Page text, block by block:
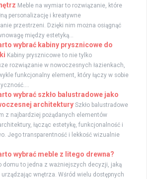
Meble na wymiar to rozwiązanie, które
personalizację i kreatywne
przestrzeni. Dzięki nim można osiągnąć
między estetyką...
wybrać kabiny prysznicowe do
Kabiny prysznicowe to nie tylko
rozwiązanie w nowoczesnych łazienkach,
funkcjonalny element, który łączy w sobie
wybrać szkło balustradowe jako
architektury Szkło balustradowe
z najbardziej pożądanych elementów
łącząc estetykę, funkcjonalność i
Jego transparentność i lekkość wizualnie
wybrać meble z litego drewna?
domu to jedna z ważniejszych decyzji, jaką
urządzając wnętrza. Wśród wielu dostępnych